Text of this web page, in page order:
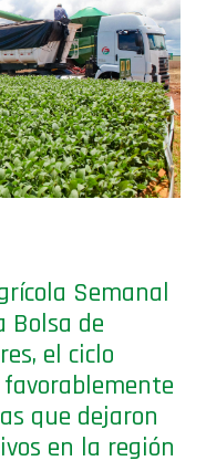
Bolsa de
el ciclo
que dejaron
en la región